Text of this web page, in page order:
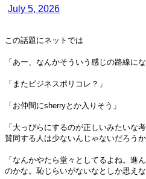
July 5, 2026
この話題にネットでは
「あー、なんかそういう感じの路線に
「またビジネスポリコレ？」
「お仲間にsherryとか入りそう」
「大っぴらにするのが正しいみたいな
賛同する人は少ないんじゃないだろうか
「なんかやたら堂々としてるよね。進
のかな。恥じらいがないなとしか思え